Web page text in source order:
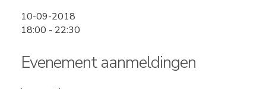
10-09-2018
18:00 - 22:30
Evenement aanmeldingen